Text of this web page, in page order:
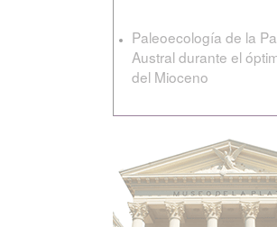
Paleoecología de la
Austral durante el
del Mioceno